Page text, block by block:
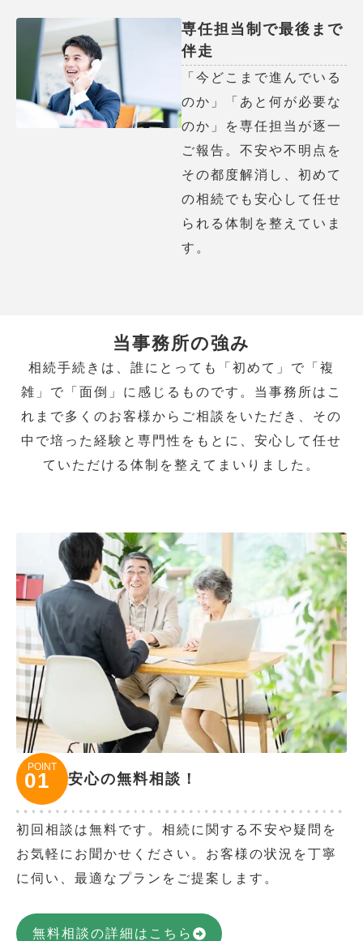
専任担当制で最後まで
伴走
「今どこまで進んでいる
のか」「あと何が必要な
のか」を専任担当が逐一
ご報告。不安や不明点を
その都度解消し、初めて
の相続でも安心して任せ
られる体制を整えていま
す。
当事務所の強み
相続手続きは、誰にとっても「初めて」で「複
雑」で「面倒」に感じるものです。当事務所はこ
れまで多くのお客様からご相談をいただき、その
中で培った経験と専門性をもとに、安心して任せ
ていただける体制を整えてまいりました。
POINT
01 安心の無料相談！
初回相談は無料です。相続に関する不安や疑問を
お気軽にお聞かせください。お客様の状況を丁寧
に伺い、最適なプランをご提案します。
無料相談の詳細はこちら